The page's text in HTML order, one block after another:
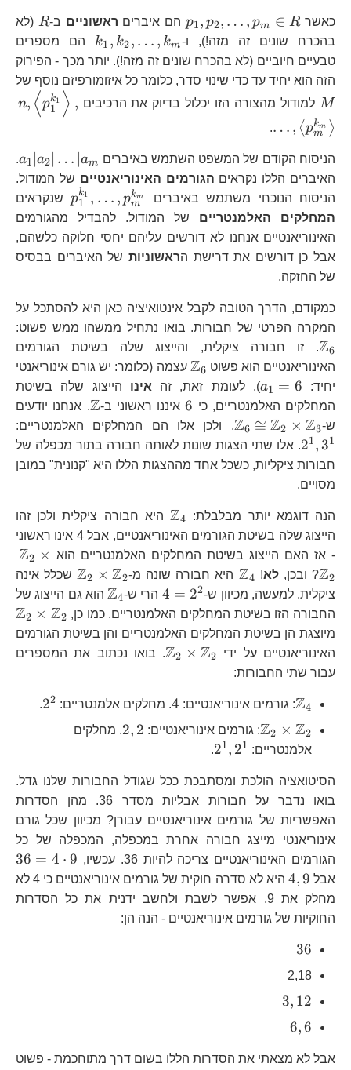
R/
כאשר
R
p1, p2, … , pm ∈ R הם איברים ראשוניים ב- R
R (לא
בהכרח שונים זה מזה!), ו-
k1 , k2, … , km
הם מספרים
טבעיים חיוביים (לא בהכרח שונים זה מזה!). יותר מכך - הפירוק
הזה הוא יחיד עד כדי שינוי סדר, כלומר כל איזומורפיזם נוסף של
M M למודול מהצורה הזו יכלול בדיוק את הרכיבים n, ⟨p1
k1 ⟩ ,
… , ⟨pm
km ⟩
.
הניסוח הקודם של המשפט השתמש באיברים a1 a2 … ∣am
.
האיברים הללו נקראים הגורמים האינוריאנטיים של המודול.
הניסוח הנוכחי משתמש באיברים
p1
k1 , … , pm
km
שנקראים
המחלקים האלמנטריים של המודול. להבדיל מהגורמים
האינוריאנטיים אנחנו לא דורשים עליהם יחסי חלוקה כלשהם,
אבל כן דורשים את דרישת הראשוניות של האיברים בבסיס
של החזקה.
כמקודם, הדרך הטובה לקבל אינטואיציה כאן היא להסתכל על
המקרה הפרטי של חבורות. בואו נתחיל ממשהו ממש פשוט:
Z6
. זו חבורה ציקלית, והייצוג שלה בשיטת הגורמים
האינוריאנטיים הוא פשוט
\mathbb{Z}_{6}
Z6
עצמה (כלומר: יש גורם אינוריאנטי
יחיד:
a_{1}=6 a1 = 6 ). לעומת זאת, זה אינו הייצוג שלה בשיטת
המחלקים האלמנטריים, כי
6 6איננו ראשוני ב- \mathbb{Z}
Z. אנחנו יודעים
ש-
Z6 ≅ Z2 × Z3 , ולכן אלו הם המחלקים האלמנטריים:
21,31
. אלו שתי הצגות שונות לאותה חבורה בתור מכפלה של
חבורות ציקליות, כשכל אחד מההצגות הללו היא "קנונית" במובן
מסויים.
הנה דוגמא יותר מבלבלת:
\mathbb{Z}_{4}
Z4
היא חבורה ציקלית ולכן זהו
הייצוג שלה בשיטת הגורמים האינוריאנטיים, אבל 4 אינו ראשוני
- אז האם הייצוג בשיטת המחלקים האלמנטריים הוא
Z2 ×
Z2 ? ובכן,לא!
\mathbb{Z}_{4} Z4 היא חבורה שונה מ- Z2 × Z2
שכלל אינה
ציקלית. למעשה, מכיוון ש-
4=2^{2}
4 = 22 הרי ש- Z4
הוא גם הייצוג של
החבורה הזו בשיטת המחלקים האלמנטריים. כמו כן,
Z2 × Z2
מיוצגת הן בשיטת המחלקים האלמנטריים והן בשיטת הגורמים
האינוריאנטיים על ידי
Z2 × Z2
. בואו נכתוב את המספרים
עבור שתי החבורות:
\mathbb{Z}_{4} Z4 : גורמים אינוריאנטיים: 4 4. מחלקים אלמנטריים: 2^{2}
22
.
\mathbb{Z}_{2}\times\mathbb{Z}_{2}
Z2 × Z2 : גורמים אינוריאנטיים:
2,2
2, 2
. מחלקים
אלמנטריים:
21, 21
.
הסיטואציה הולכת ומסתבכת ככל שגודל החבורות שלנו גדל.
בואו נדבר על חבורות אבליות מסדר 36. מהן הסדרות
האפשריות של גורמים אינוריאנטיים עבורן? מכיוון שכל גורם
אינוריאנטי מייצג חבורה אחרת במכפלה, המכפלה של כל
הגורמים האינוריאנטיים צריכה להיות 36. עכשיו,
36 = 4 ⋅ 9
אבל 4,9 4,9
היא לא סדרה חוקית של גורמים אינוריאנטיים כי 4 לא
מחלק את 9. אפשר לשבת ולחשב ידנית את כל הסדרות
החוקיות של גורמים אינוריאנטיים - הנה הן:
36
2,18
3, 12
6,6
אבל לא מצאתי את הסדרות הללו בשום דרך מתוחכמת - פשוט